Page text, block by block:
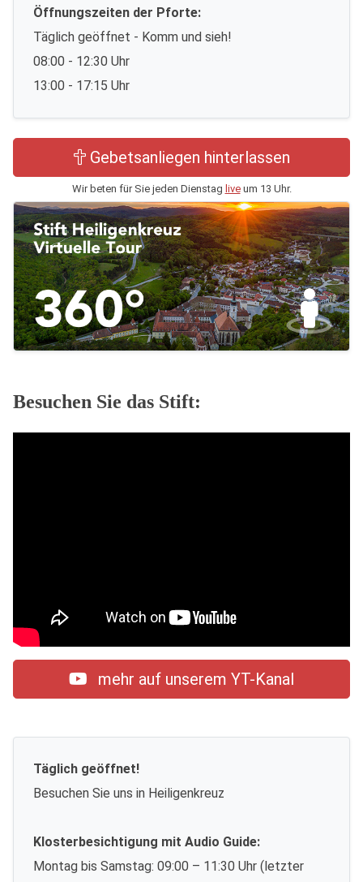
Öffnungszeiten der Pforte:
Täglich geöffnet - Komm und sieh!
08:00 - 12:30 Uhr
13:00 - 17:15 Uhr
Gebetsanliegen hinterlassen
Wir beten für Sie jeden Dienstag liveum 13 Uhr.
Besuchen Sie das Stift:
mehr auf unserem YT-Kanal
Täglich geöffnet!
Besuchen Sie uns in Heiligenkreuz
Klosterbesichtigung mit Audio Guide:
Montag bis Samstag: 09:00 – 11:30 Uhr (letzter